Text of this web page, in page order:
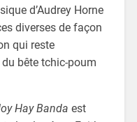
d’Audrey Horne
diverses de façon
qui reste
bête tchic-poum
Hay Banda est